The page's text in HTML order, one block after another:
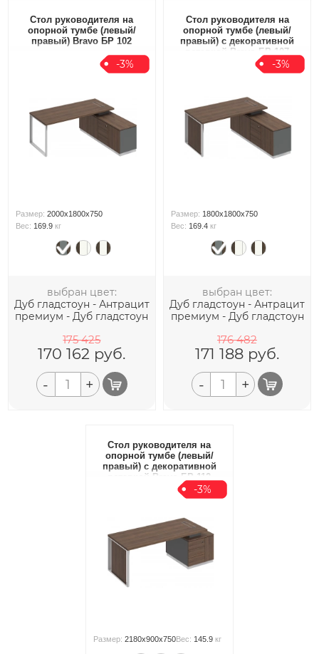
Стол руководителя на
опорной тумбе (левый/
правый) Bravo БР 102
-3%
Размер:2000x1800x750
Вес: 169.9 кг
выбран цвет:
Дуб гладстоун - Антрацит
премиум - Дуб гладстоун
175 425
170 162 руб.
- +
Стол руководителя на
опорной тумбе (левый/
правый) с декоративной
вставкой Bravo БР 107
-3%
Размер: 1800x1800x750
Вес: 169.4 кг
выбран цвет:
Дуб гладстоун - Антрацит
премиум - Дуб гладстоун
176 482
171 188 руб.
- +
Стол руководителя на
опорной тумбе (левый/
правый) с декоративной
вставкой Bravo БР 112
-3%
Размер:2180x900x750Вес: 145.9 кг